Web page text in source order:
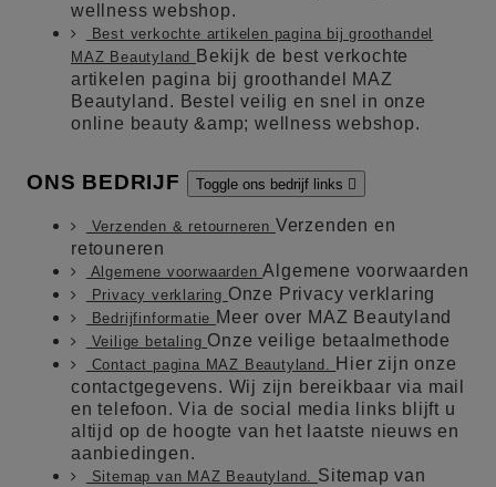
wellness webshop.
Best verkochte artikelen pagina bij groothandel
MAZ Beautyland
Bekijk de best verkochte
artikelen pagina bij groothandel MAZ
Beautyland. Bestel veilig en snel in onze
online beauty &amp; wellness webshop.
ONS BEDRIJF Toggle ons bedrijf links 
Verzenden & retourneren Verzenden en
retouneren
Algemene voorwaardenAlgemene voorwaarden
Privacy verklaring Onze Privacy verklaring
Bedrijfinformatie Meer over MAZ Beautyland
Veilige betaling Onze veilige betaalmethode
Contact pagina MAZ Beautyland. Hier zijn onze
contactgegevens. Wij zijn bereikbaar via mail
en telefoon. Via de social media links blijft u
altijd op de hoogte van het laatste nieuws en
aanbiedingen.
Sitemap van MAZ Beautyland. Sitemap van